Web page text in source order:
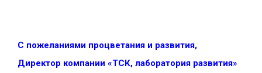
С пожеланиями процветания и развития,
Директор компании «ТСК, лаборатория развития»